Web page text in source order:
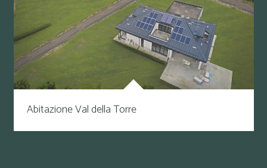
Abitazione Val della Torre